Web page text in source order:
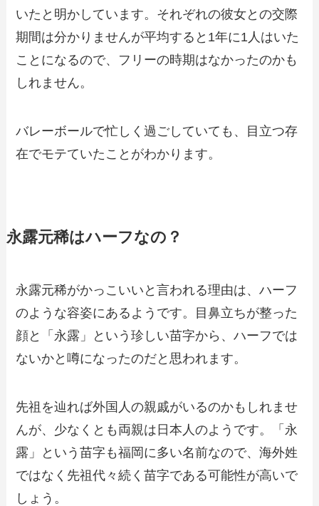
いたと明かしています。それぞれの彼女との交際
期間は分かりませんが平均すると1年に1人はいた
ことになるので、フリーの時期はなかったのかも
しれません。
バレーボールで忙しく過ごしていても、目立つ存
在でモテていたことがわかります。
永露元稀はハーフなの？
永露元稀がかっこいいと言われる理由は、ハーフ
のような容姿にあるようです。目鼻立ちが整った
顔と「永露」という珍しい苗字から、ハーフでは
ないかと噂になったのだと思われます。
先祖を辿れば外国人の親戚がいるのかもしれませ
んが、少なくとも両親は日本人のようです。「永
露」という苗字も福岡に多い名前なので、海外姓
ではなく先祖代々続く苗字である可能性が高いで
しょう。